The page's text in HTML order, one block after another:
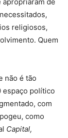
religiosos,
Quem
não é tão
espaço político
com
como
Capital,